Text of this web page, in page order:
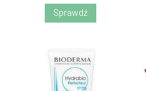
Sprawdź